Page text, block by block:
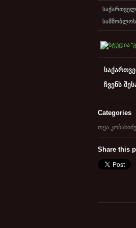
ჩვენს
Categories
თეა კობახიძე
Share this